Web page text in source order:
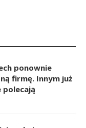
ponownie
firmę. Innym już
polecają